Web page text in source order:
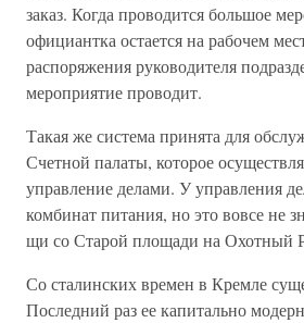
заказ. Когда проводится большое
официантка остается на рабочем
распоряжения руководителя
мероприятие проводит.
Такая же система принята для
Счетной палаты, которое
управление делами. У управления
комбинат питания, но это вовсе не
щи со Старой площади на Охотный
Со сталинских времен в Кремле
Последний раз ее капитально